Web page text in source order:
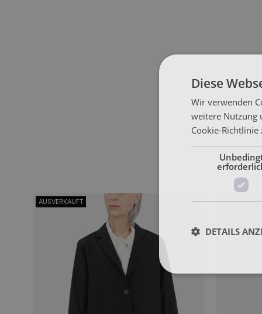
AUSVERKAUFT
Diese
Wir verwenden
weitere Nutzung
Cookie-
DETAILS